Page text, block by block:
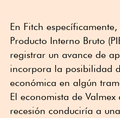
En Fitch
Producto Interno Bruto
registrar un avance de
incorpora la posibilidad
económica en algún
El economista de
recesión conduciría a